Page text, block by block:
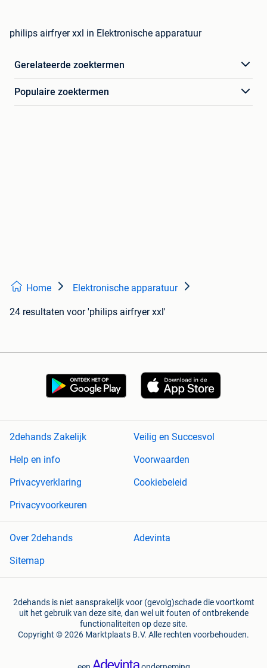
philips airfryer xxl in Elektronische apparatuur
Gerelateerde zoektermen
Populaire zoektermen
Home Elektronische apparatuur
24 resultaten voor 'philips airfryer xxl'
2dehands Zakelijk
Veilig en Succesvol
Help en info
Voorwaarden
Privacyverklaring
Cookiebeleid
Privacyvoorkeuren
Over 2dehands
Adevinta
Sitemap
2dehands is niet aansprakelijk voor (gevolg)schade die voortkomt
uit het gebruik van deze site, dan wel uit fouten of ontbrekende
functionaliteiten op deze site.
Copyright © 2026 Marktplaats B.V. Alle rechten voorbehouden.